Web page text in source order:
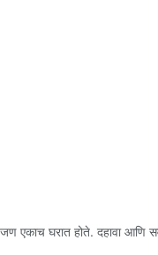
घरात होते. दहावा आणि